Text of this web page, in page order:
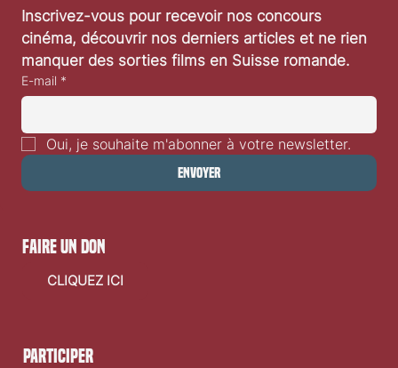
Inscrivez-vous pour recevoir nos concours
cinéma, découvrir nos derniers articles et ne rien
manquer des sorties films en Suisse romande.
E-mail *
Oui, je souhaite m'abonner à votre newsletter.
Envoyer
Participer
faire un don
CLIQUEZ ICI